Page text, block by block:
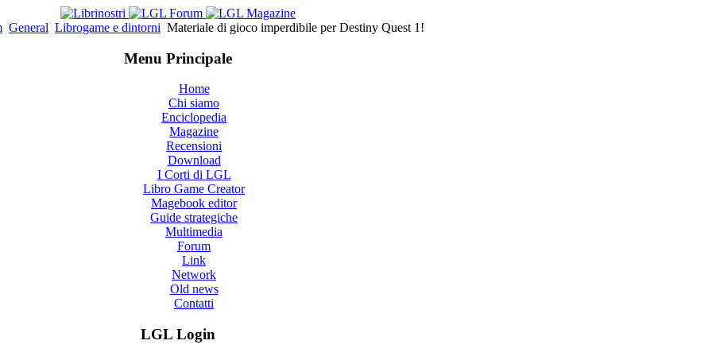
General Librogame e dintorni Materiale di gioco imperdibile per Destiny Quest 1!
Menu Principale
Home
Chi siamo
Enciclopedia
Magazine
Recensioni
Download
I Corti di LGL
Libro Game Creator
Magebook editor
Guide strategiche
Multimedia
Forum
Link
Network
Old news
Contatti
LGL Login